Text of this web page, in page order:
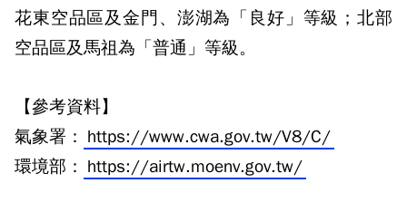
花東空品區及金門、澎湖為「良好」等級；北部
空品區及馬祖為「普通」等級。
【參考資料】
氣象署： https://www.cwa.gov.tw/V8/C/
環境部： https://airtw.moenv.gov.tw/